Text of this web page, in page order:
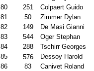
80
251
Colpaert Guido
81
50
Zimmer Dylan
82
149
De Masi Gianni
83
544
Oger Stephan
84
288
Tschirr Georges
85
576
Dessoy Harold
86
83
Canivet Roland